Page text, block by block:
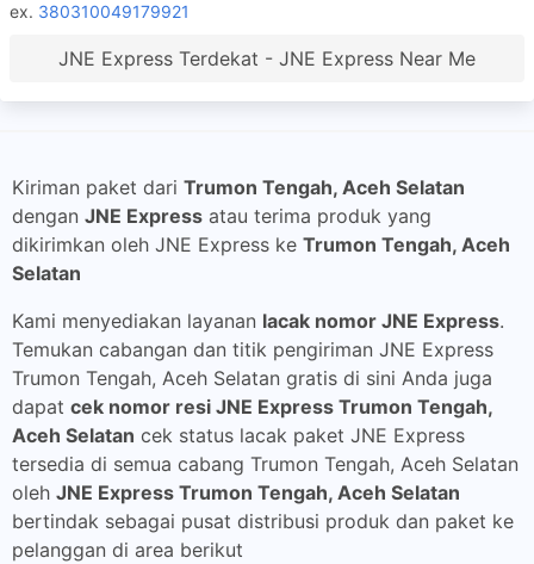
ex. 380310049179921
JNE Express Terdekat - JNE Express Near Me
Kiriman paket dari Trumon Tengah, Aceh Selatan
dengan JNE Express atau terima produk yang
dikirimkan oleh JNE Express ke Trumon Tengah, Aceh
Selatan
Kami menyediakan layanan lacak nomor JNE Express.
Temukan cabangan dan titik pengiriman JNE Express
Trumon Tengah, Aceh Selatan gratis di sini Anda juga
dapat cek nomor resi JNE Express Trumon Tengah,
Aceh Selatan cek status lacak paket JNE Express
tersedia di semua cabang Trumon Tengah, Aceh Selatan
oleh JNE Express Trumon Tengah, Aceh Selatan
bertindak sebagai pusat distribusi produk dan paket ke
pelanggan di area berikut